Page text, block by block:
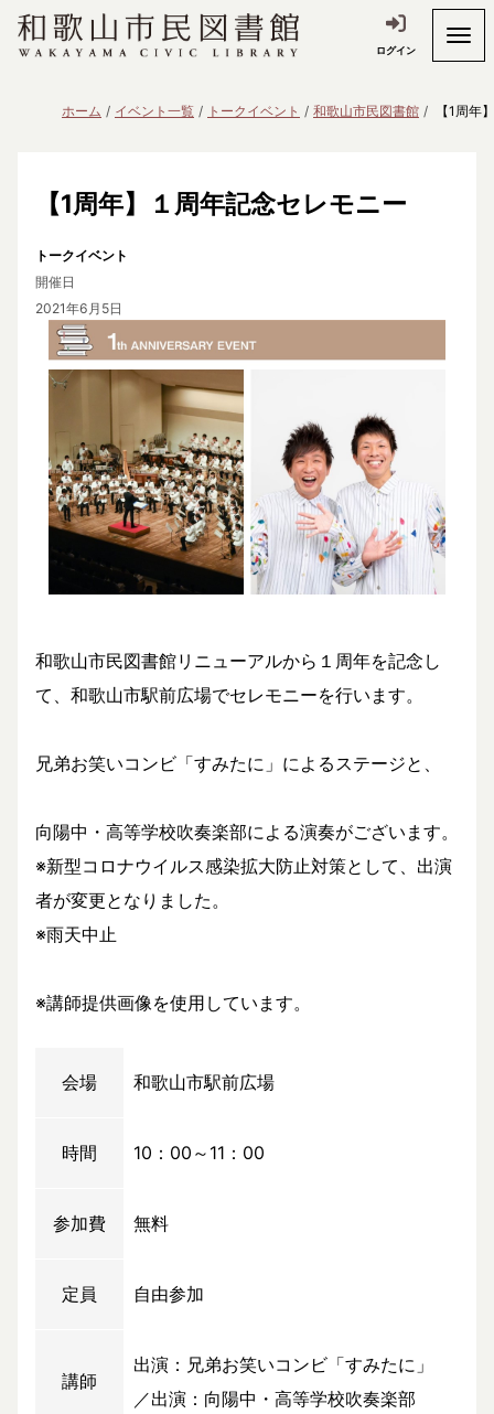
ログイン
ホーム イベント一覧 トークイベント 和歌山市民図書館 【1周年
【1周年】１周年記念セレモニー
トークイベント
開催日
2021年6月5日
和歌山市民図書館リニューアルから１周年を記念し
て、和歌山市駅前広場でセレモニーを行います。
兄弟お笑いコンビ「すみたに」によるステージと、
向陽中・高等学校吹奏楽部による演奏がございます。
※新型コロナウイルス感染拡大防止対策として、出演
者が変更となりました。
※雨天中止
※講師提供画像を使用しています。
会場 和歌山市駅前広場
時間 10：00～11：00
参加費 無料
定員 自由参加
講師
出演：兄弟お笑いコンビ「すみたに」
／出演：向陽中・高等学校吹奏楽部